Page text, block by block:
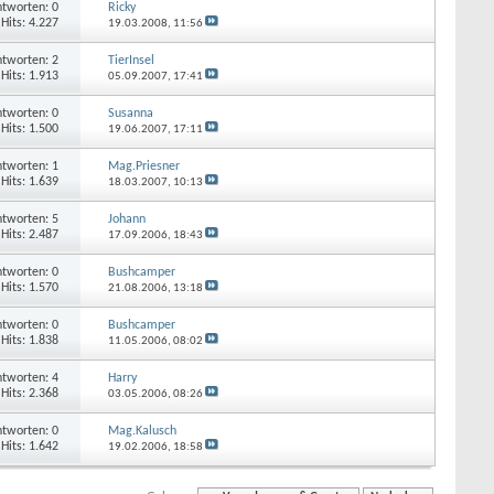
0
Hits: 4.227
Ricky
19.03.2008, 11:56
2
Hits: 1.913
TierInsel
05.09.2007, 17:41
0
Hits: 1.500
Susanna
19.06.2007, 17:11
1
Hits: 1.639
Mag.Priesner
18.03.2007, 10:13
5
Hits: 2.487
Johann
17.09.2006, 18:43
0
Hits: 1.570
Bushcamper
21.08.2006, 13:18
0
Hits: 1.838
Bushcamper
11.05.2006, 08:02
4
Hits: 2.368
Harry
03.05.2006, 08:26
0
Hits: 1.642
Mag.Kalusch
19.02.2006, 18:58